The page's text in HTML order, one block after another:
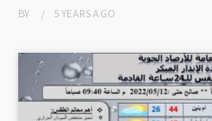
BY 5 YEARSAGO